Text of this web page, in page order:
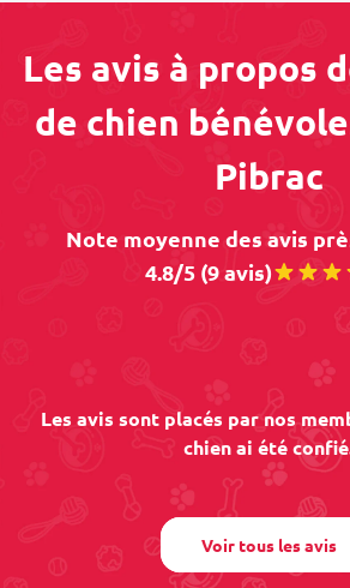
Les avis à propos
de chien
Pibrac
Note moyenne des avis
4.8/5 (9 avis)
Les avis sont placés par nos
chien ai été
Voir tous les avis